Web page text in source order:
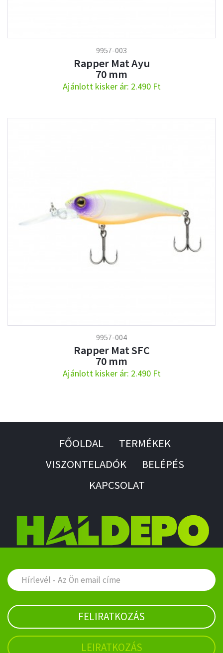
9957-003
Rapper Mat Ayu
70 mm
Ajánlott kisker ár: 2.490 Ft
9957-004
Rapper Mat SFC
70 mm
Ajánlott kisker ár: 2.490 Ft
FŐOLDAL
TERMÉKEK
VISZONTELADÓK
BELÉPÉS
KAPCSOLAT
FELIRATKOZÁS
LEIRATKOZÁS